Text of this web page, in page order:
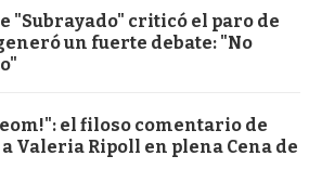
"Subrayado" criticó el paro de
un fuerte debate: "No
el filoso comentario de
Valeria Ripoll en plena Cena de